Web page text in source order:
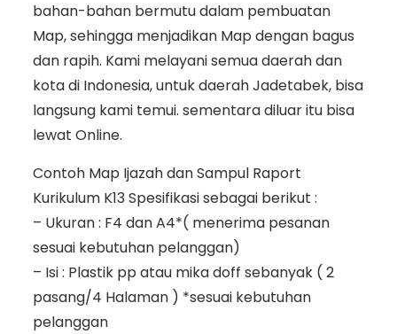
bahan-bahan bermutu dalam pembuatan
Map, sehingga menjadikan Map dengan bagus
dan rapih. Kami melayani semua daerah dan
kota di Indonesia, untuk daerah Jadetabek, bisa
langsung kami temui. sementara diluar itu bisa
lewat Online.
Contoh Map Ijazah dan Sampul Raport
Kurikulum K13 Spesifikasi sebagai berikut :
– Ukuran : F4 dan A4*( menerima pesanan
sesuai kebutuhan pelanggan)
– Isi : Plastik pp atau mika doff sebanyak ( 2
pasang/4 Halaman ) *sesuai kebutuhan
pelanggan